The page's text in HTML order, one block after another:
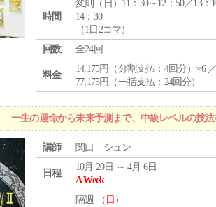
時間
変則（日）11：30～12：50／13：
14：30
（1日2コマ）
回数
全24回
料金
14,175円（分割支払：4回分）×6
77,175円（一括支払：24回分）
一生の運命から未来予測まで、中級レベルの技法
講師 関口 シュン
日程
10月 20日 ～ 4月 6日
A Week
隔週 （ 日 ）